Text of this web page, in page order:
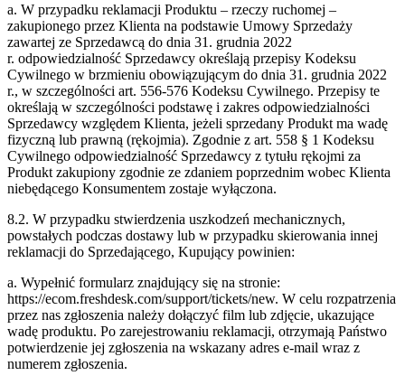
a. W przypadku reklamacji Produktu – rzeczy ruchomej –
zakupionego przez Klienta na podstawie Umowy Sprzedaży
zawartej ze Sprzedawcą do dnia 31. grudnia 2022
r. odpowiedzialność Sprzedawcy określają przepisy Kodeksu
Cywilnego w brzmieniu obowiązującym do dnia 31. grudnia 2022
r., w szczególności art. 556-576 Kodeksu Cywilnego. Przepisy te
określają w szczególności podstawę i zakres odpowiedzialności
Sprzedawcy względem Klienta, jeżeli sprzedany Produkt ma wadę
fizyczną lub prawną (rękojmia). Zgodnie z art. 558 § 1 Kodeksu
Cywilnego odpowiedzialność Sprzedawcy z tytułu rękojmi za
Produkt zakupiony zgodnie ze zdaniem poprzednim wobec Klienta
niebędącego Konsumentem zostaje wyłączona.
8.2. W przypadku stwierdzenia uszkodzeń mechanicznych,
powstałych podczas dostawy lub w przypadku skierowania innej
reklamacji do Sprzedającego, Kupujący powinien:
a. Wypełnić formularz znajdujący się na stronie:
https://ecom.freshdesk.com/support/tickets/new. W celu rozpatrzenia
przez nas zgłoszenia należy dołączyć film lub zdjęcie, ukazujące
wadę produktu. Po zarejestrowaniu reklamacji, otrzymają Państwo
potwierdzenie jej zgłoszenia na wskazany adres e-mail wraz z
numerem zgłoszenia.